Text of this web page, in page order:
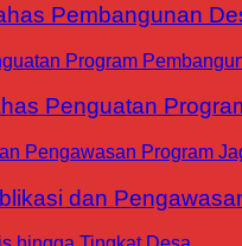
Pembangunan
Penguatan
dan